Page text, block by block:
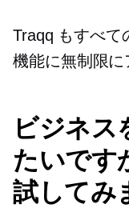
Traqq もすべて
機能に無制限に
ビジネス
たいです
試してみ